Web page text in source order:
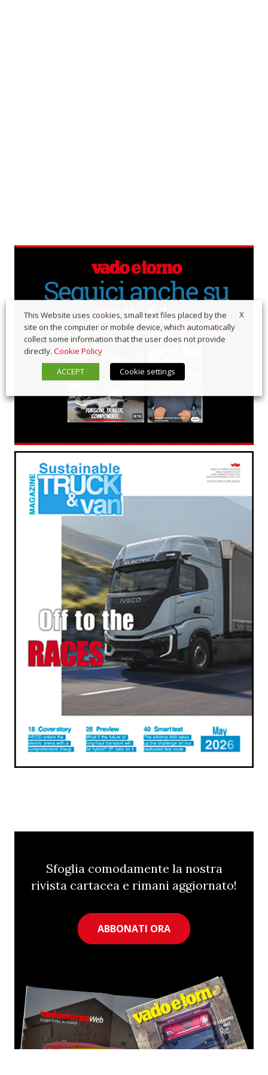
Sfoglia comodamente la nostra
rivista cartacea e rimani aggiornato!
ABBONATI ORA
X
This Website uses cookies, small text files placed by the
site on the computer or mobile device, which automatically
collect some information that the user does not provide
directly. Cookie Policy
ACCEPT
Cookie settings